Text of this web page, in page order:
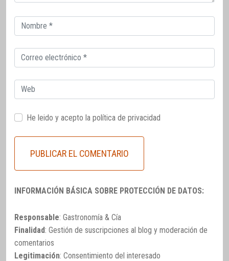
Correo
electrónico
Correo
electrónico
Web
He leido y acepto la política de privacidad
INFORMACIÓN BÁSICA SOBRE PROTECCIÓN DE DATOS:
Responsable: Gastronomía & Cía
Finalidad: Gestión de suscripciones al blog y moderación de
comentarios
Legitimación: Consentimiento del interesado